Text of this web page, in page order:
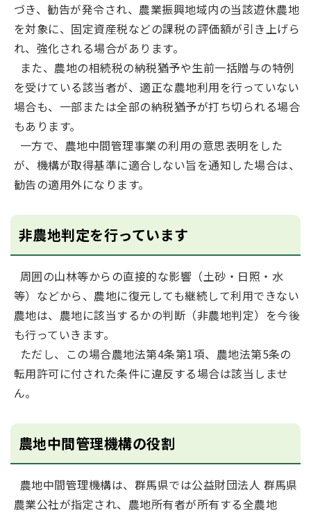
づき、勧告が発令され、農業振興地域内の当該遊休農地
を対象に、固定資産税などの課税の評価額が引き上げら
れ、強化される場合があります。
また、農地の相続税の納税猶予や生前一括贈与の特例
を受けている該当者が、適正な農地利用を行っていない
場合も、一部または全部の納税猶予が打ち切られる場合
もあります。
一方で、農地中間管理事業の利用の意思表明をした
が、機構が取得基準に適合しない旨を通知した場合は、
勧告の適用外になります。
非農地判定を行っています
周囲の山林等からの直接的な影響（土砂・日照・水
等）などから、農地に復元しても継続して利用できない
農地は、農地に該当するかの判断（非農地判定）を今後
も行っていきます。
ただし、この場合農地法第4条第1項、農地法第5条の
転用許可に付された条件に違反する場合は該当しませ
ん。
農地中間管理機構の役割
農地中間管理機構は、群馬県では公益財団法人 群馬県
農業公社が指定され、農地所有者が所有する全農地